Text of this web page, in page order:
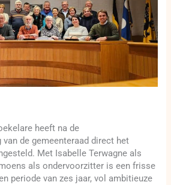
heeft na de
de gemeenteraad direct het
Met Isabelle Terwagne als
als ondervoorzitter is een frisse
periode van zes jaar, vol ambitieuze